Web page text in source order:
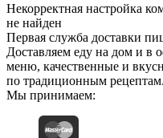
Некорректная настройка
не найден
Первая служба доставки
Доставляем еду на дом и в
меню, качественные и
по традиционным рецептам.
Мы принимаем: